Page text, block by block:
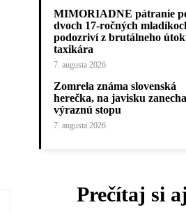
MIMORIADNE pátranie
dvoch 17-ročných
podozriví z brutálneho
taxikára
7. augusta 2026
Zomrela známa slovenská
herečka, na javisku
výraznú stopu
7. augusta 2026
Prečítaj si aj